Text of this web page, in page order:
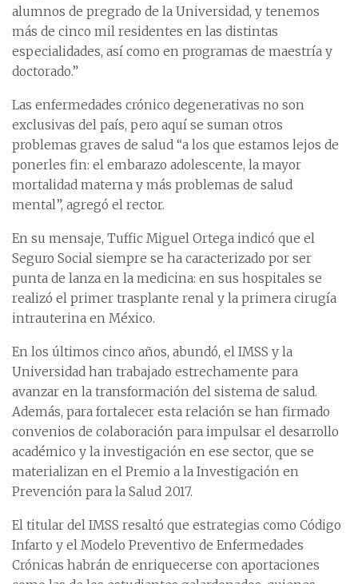
alumnos de pregrado de la Universidad, y tenemos
más de cinco mil residentes en las distintas
especialidades, así como en programas de maestría y
doctorado.”
Las enfermedades crónico degenerativas no son
exclusivas del país, pero aquí se suman otros
problemas graves de salud “a los que estamos lejos de
ponerles fin: el embarazo adolescente, la mayor
mortalidad materna y más problemas de salud
mental”, agregó el rector.
En su mensaje, Tuffic Miguel Ortega indicó que el
Seguro Social siempre se ha caracterizado por ser
punta de lanza en la medicina: en sus hospitales se
realizó el primer trasplante renal y la primera cirugía
intrauterina en México.
En los últimos cinco años, abundó, el IMSS y la
Universidad han trabajado estrechamente para
avanzar en la transformación del sistema de salud.
Además, para fortalecer esta relación se han firmado
convenios de colaboración para impulsar el desarrollo
académico y la investigación en ese sector, que se
materializan en el Premio a la Investigación en
Prevención para la Salud 2017.
El titular del IMSS resaltó que estrategias como Código
Infarto y el Modelo Preventivo de Enfermedades
Crónicas habrán de enriquecerse con aportaciones